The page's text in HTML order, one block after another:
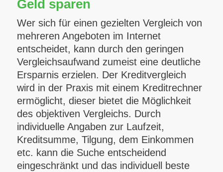
Geld sparen
Wer sich für einen gezielten Vergleich von
mehreren Angeboten im Internet
entscheidet, kann durch den geringen
Vergleichsaufwand zumeist eine deutliche
Ersparnis erzielen. Der Kreditvergleich
wird in der Praxis mit einem Kreditrechner
ermöglicht, dieser bietet die Möglichkeit
des objektiven Vergleichs. Durch
individuelle Angaben zur Laufzeit,
Kreditsumme, Tilgung, dem Einkommen
etc. kann die Suche entscheidend
eingeschränkt und das individuell beste